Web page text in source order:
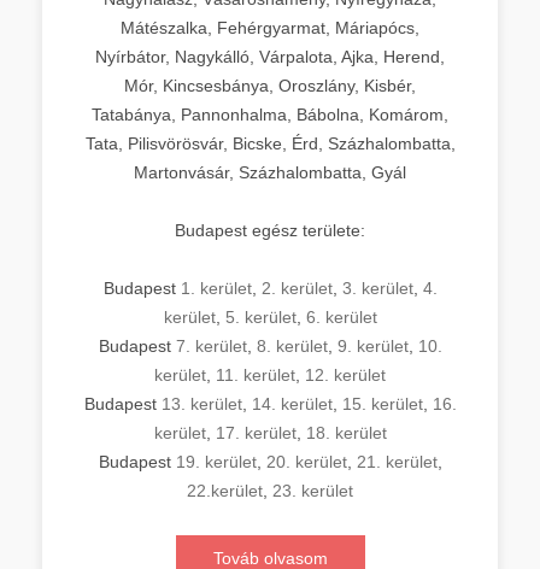
Mátészalka, Fehérgyarmat, Máriapócs,
Nyírbátor, Nagykálló, Várpalota, Ajka, Herend,
Mór, Kincsesbánya, Oroszlány, Kisbér,
Tatabánya, Pannonhalma, Bábolna, Komárom,
Tata, Pilisvörösvár, Bicske, Érd, Százhalombatta,
Martonvásár, Százhalombatta, Gyál
Budapest egész területe:
Budapest 1. kerület, 2. kerület, 3. kerület, 4.
kerület, 5. kerület, 6. kerület
Budapest 7. kerület, 8. kerület, 9. kerület, 10.
kerület 11. kerület 12. kerület
Budapest 13. kerület, 14. kerület, 15. kerület, 16.
kerület, 17. kerület, 18. kerület
Budapest 19. kerület, 20. kerület, 21. kerület,
22.kerület 23. kerület
Továb olvasom